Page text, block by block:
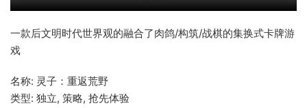
一款后文明时代世界观的融合了肉鸽/构筑/战棋的集换式卡牌游
戏
名称: 灵子：重返荒野
类型: 独立, 策略, 抢先体验